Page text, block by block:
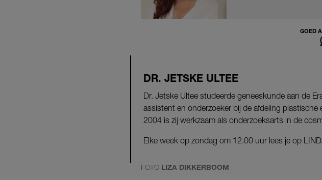
GOED
DR. JETSKE ULTEE
Dr. Jetske Ultee studeerde geneeskunde aan de
assistent en onderzoeker bij de afdeling
2004 is zij werkzaam als onderzoeksarts in de
Elke week op zondag om 12.00 uur lees je op
FOTO LIZA DIKKERBOOM